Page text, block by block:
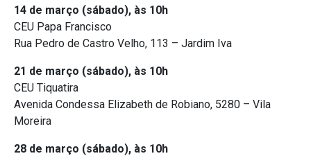
14 de março (sábado), às 10h
CEU Papa Francisco
Rua Pedro de Castro Velho, 113 – Jardim Iva
21 de março (sábado), às 10h
CEU Tiquatira
Avenida Condessa Elizabeth de Robiano, 5280 – Vila
Moreira
28 de março (sábado), às 10h